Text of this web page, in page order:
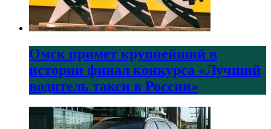
Омск примет крупнейший в
истории финал конкурса «Лучший
водитель такси в России»